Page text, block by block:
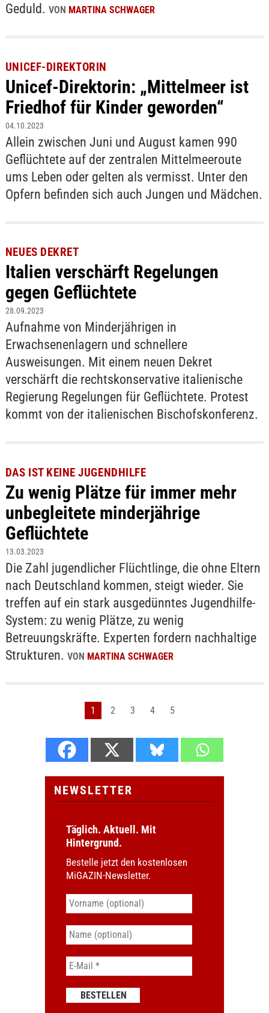
Geduld. VON MARTINA SCHWAGER
UNICEF-DIREKTORIN
Unicef-Direktorin: „Mittelmeer ist
Friedhof für Kinder geworden“
04.10.2023
Allein zwischen Juni und August kamen 990
Geflüchtete auf der zentralen Mittelmeeroute
ums Leben oder gelten als vermisst. Unter den
Opfern befinden sich auch Jungen und Mädchen.
NEUES DEKRET
Italien verschärft Regelungen
gegen Geflüchtete
28.09.2023
Aufnahme von Minderjährigen in
Erwachsenenlagern und schnellere
Ausweisungen. Mit einem neuen Dekret
verschärft die rechtskonservative italienische
Regierung Regelungen für Geflüchtete. Protest
kommt von der italienischen Bischofskonferenz.
DAS IST KEINE JUGENDHILFE
Zu wenig Plätze für immer mehr
unbegleitete minderjährige
Geflüchtete
13.03.2023
Die Zahl jugendlicher Flüchtlinge, die ohne Eltern
nach Deutschland kommen, steigt wieder. Sie
treffen auf ein stark ausgedünntes Jugendhilfe-
System: zu wenig Plätze, zu wenig
Betreuungskräfte. Experten fordern nachhaltige
Strukturen. VON MARTINA SCHWAGER
1 2 3 4 5
NEWSLETTER
Täglich. Aktuell. Mit
Hintergrund.
Bestelle jetzt den kostenlosen
MiGAZIN-Newsletter.